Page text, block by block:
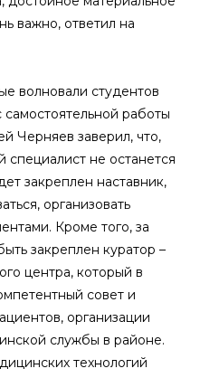
важно, ответил на
волновали студентов
самостоятельной работы
Черняев заверил, что,
специалист не останется
закреплен наставник,
организовать
Кроме того, за
закреплен куратор –
центра, который в
совет и
организации
службы в районе.
технологий